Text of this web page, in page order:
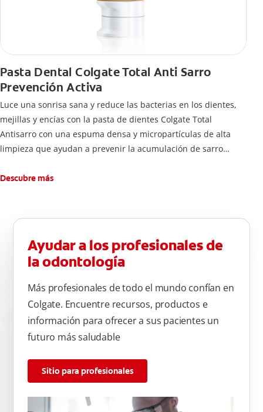
Pasta Dental Colgate Total Anti Sarro
Prevención Activa
Luce una sonrisa sana y reduce las bacterias en los dientes,
mejillas y encías con la pasta de dientes Colgate Total
Antisarro con una espuma densa y micropartículas de alta
limpieza que ayudan a prevenir la acumulación de sarro
Descubre más
Ayudar a los profesionales de
la odontología
Más profesionales de todo el mundo confían en
Colgate. Encuentre recursos, productos e
información para ofrecer a sus pacientes un
futuro más saludable
Sitio para profesionales